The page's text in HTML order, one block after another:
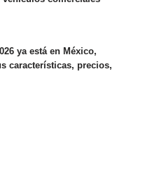
ya está en México,
características, precios,